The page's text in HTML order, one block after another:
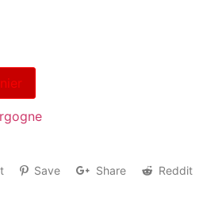
Save Share Reddit